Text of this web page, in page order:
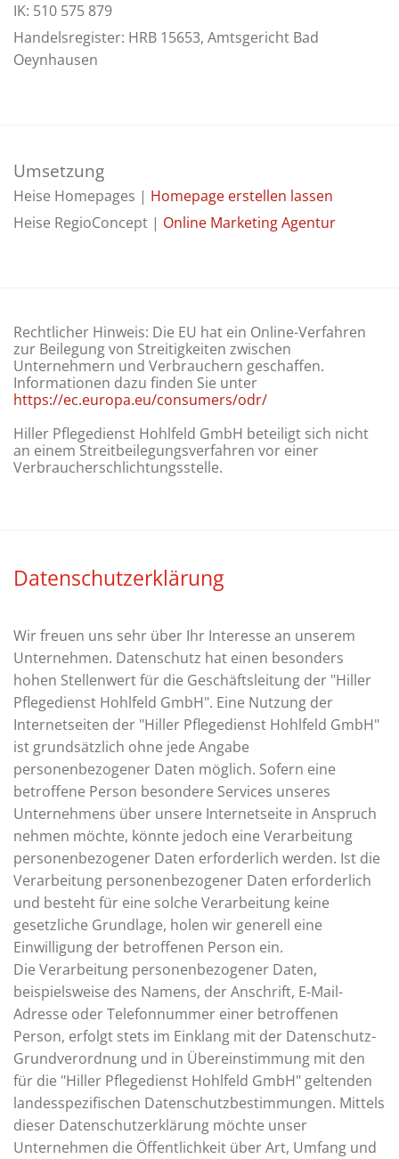
IK: 510 575 879
Handelsregister: HRB 15653, Amtsgericht Bad
Oeynhausen
Umsetzung
Heise Homepages | Homepage erstellen lassen
Heise RegioConcept | Online Marketing Agentur
Rechtlicher Hinweis: Die EU hat ein Online-Verfahren
zur Beilegung von Streitigkeiten zwischen
Unternehmern und Verbrauchern geschaffen.
Informationen dazu finden Sie unter
https://ec.europa.eu/consumers/odr/
Hiller Pflegedienst Hohlfeld GmbH beteiligt sich nicht
an einem Streitbeilegungsverfahren vor einer
Verbraucherschlichtungsstelle.
Datenschutzerklärung
Wir freuen uns sehr über Ihr Interesse an unserem
Unternehmen. Datenschutz hat einen besonders
hohen Stellenwert für die Geschäftsleitung der "Hiller
Pflegedienst Hohlfeld GmbH". Eine Nutzung der
Internetseiten der "Hiller Pflegedienst Hohlfeld GmbH"
ist grundsätzlich ohne jede Angabe
personenbezogener Daten möglich. Sofern eine
betroffene Person besondere Services unseres
Unternehmens über unsere Internetseite in Anspruch
nehmen möchte, könnte jedoch eine Verarbeitung
personenbezogener Daten erforderlich werden. Ist die
Verarbeitung personenbezogener Daten erforderlich
und besteht für eine solche Verarbeitung keine
gesetzliche Grundlage, holen wir generell eine
Einwilligung der betroffenen Person ein.
Die Verarbeitung personenbezogener Daten,
beispielsweise des Namens, der Anschrift, E-Mail-
Adresse oder Telefonnummer einer betroffenen
Person, erfolgt stets im Einklang mit der Datenschutz-
Grundverordnung und in Übereinstimmung mit den
für die "Hiller Pflegedienst Hohlfeld GmbH" geltenden
landesspezifischen Datenschutzbestimmungen. Mittels
dieser Datenschutzerklärung möchte unser
Unternehmen die Öffentlichkeit über Art, Umfang und